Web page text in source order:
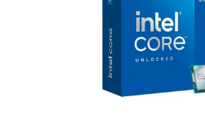
g
a
c
ó
n
i
d